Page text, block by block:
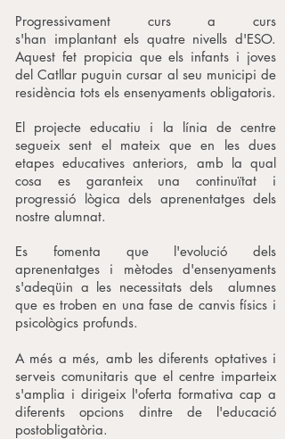
Progressivament curs a curs
s'han implantant els quatre nivells d'ESO.
Aquest fet propicia que els infants i joves
del Catllar puguin cursar al seu municipi de
residència tots els ensenyaments obligatoris.
El projecte educatiu i la línia de centre
segueix sent el mateix que en les dues
etapes educatives anteriors, amb la qual
cosa es garanteix una continuïtat i
progressió lògica dels aprenentatges dels
nostre alumnat.
Es fomenta que l'evolució dels
aprenentatges i mètodes d'ensenyaments
s'adeqüin a les necessitats dels alumnes
que es troben en una fase de canvis físics i
psicològics profunds.
A més a més, amb les diferents optatives i
serveis comunitaris que el centre imparteix
s'amplia i dirigeix l'oferta formativa cap a
diferents opcions dintre de l'educació
postobligatòria.